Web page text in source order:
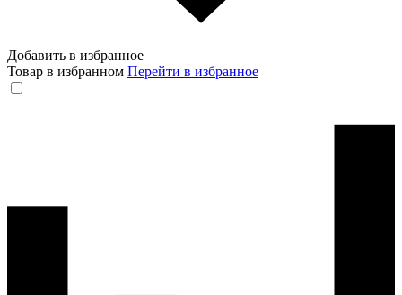
Добавить в избранное
Товар в избранном Перейти в избранное